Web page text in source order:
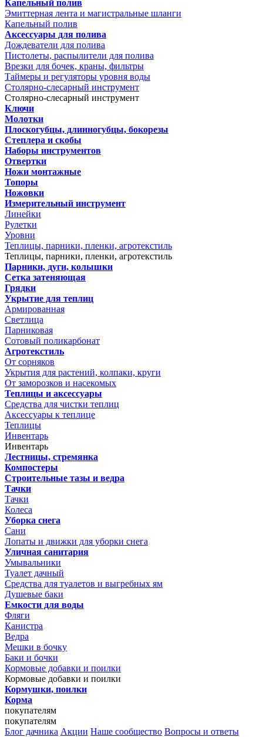
Капельный полив
Эмиттерная лента и магистральные шланги
Капельный полив
Аксессуары для полива
Дождеватели для полива
Пистолеты, распылители для полива
Врезки для бочек, краны, фильтры
Таймеры и регуляторы уровня воды
Столярно-слесарный инструмент
Столярно-слесарный инструмент
Ключи
Молотки
Плоскогубцы, длинногубцы, бокорезы
Степлера и скобы
Наборы инструментов
Отвертки
Ножи монтажные
Топоры
Ножовки
Измерительный инструмент
Линейки
Рулетки
Уровни
Теплицы, парники, пленки, агротекстиль
Теплицы, парники, пленки, агротекстиль
Парники, дуги, колышки
Сетка затеняющая
Грядки
Укрытие для теплиц
Армированная
Светлица
Парниковая
Сотовый поликарбонат
Агротекстиль
От сорняков
Укрытия для растений, колпаки, круги
От заморозков и насекомых
Теплицы и аксессуары
Средства для чистки теплиц
Аксессуары к теплице
Теплицы
Инвентарь
Инвентарь
Лестницы, стремянка
Компостеры
Строительные тазы и ведра
Тачки
Тачки
Колеса
Уборка снега
Сани
Лопаты и движки для уборки снега
Уличная санитария
Умывальники
Туалет дачный
Средства для туалетов и выгребных ям
Душевые баки
Емкости для воды
Фляги
Канистра
Ведра
Мешки в бочку
Баки и бочки
Кормовые добавки и поилки
Кормовые добавки и поилки
Кормушки, поилки
Корма
покупателям
покупателям
Блог дачника Акции Наше сообщество Вопросы и ответы